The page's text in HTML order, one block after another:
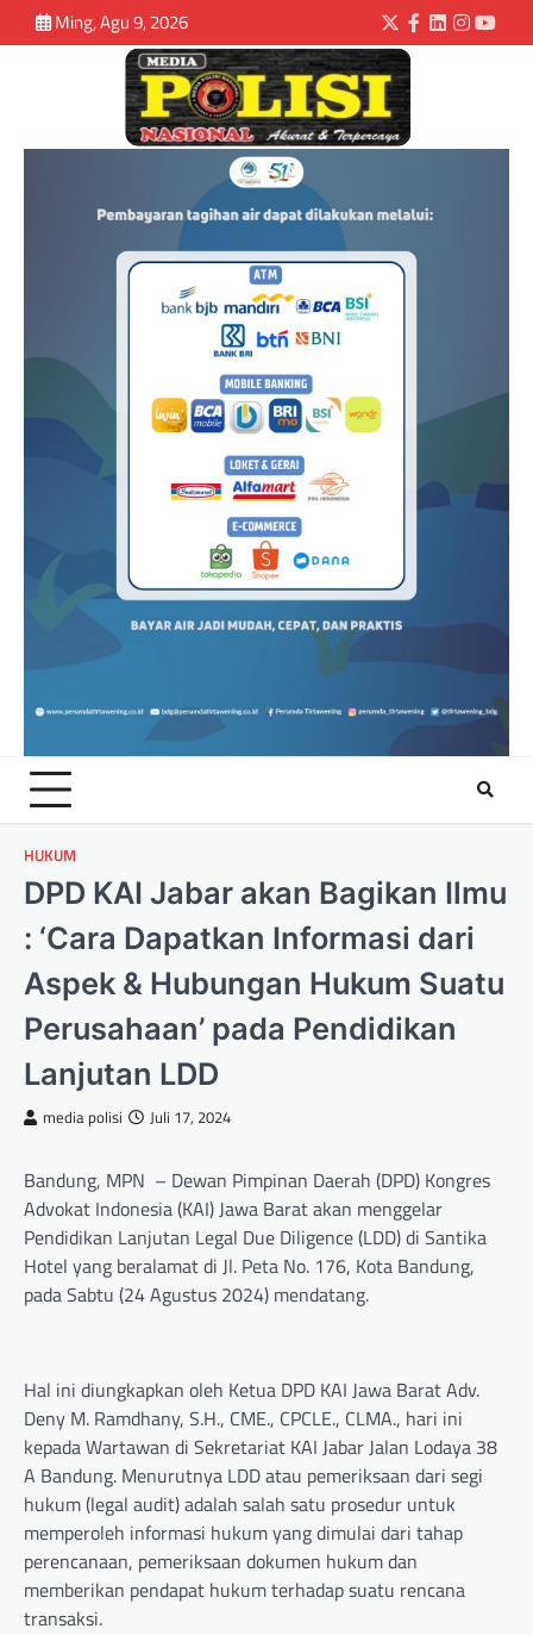
Ming, Agu 9, 2026
HUKUM
DPD KAI Jabar akan Bagikan Ilmu
: ‘Cara Dapatkan Informasi dari
Aspek & Hubungan Hukum Suatu
Perusahaan’ pada Pendidikan
Lanjutan LDD
media polisi Juli 17, 2024
Bandung, MPN – Dewan Pimpinan Daerah (DPD) Kongres
Advokat Indonesia (KAI) Jawa Barat akan menggelar
Pendidikan Lanjutan Legal Due Diligence (LDD) di Santika
Hotel yang beralamat di Jl. Peta No. 176, Kota Bandung,
pada Sabtu (24 Agustus 2024) mendatang.
Hal ini diungkapkan oleh Ketua DPD KAI Jawa Barat Adv.
Deny M. Ramdhany, S.H., CME., CPCLE., CLMA., hari ini
kepada Wartawan di Sekretariat KAI Jabar Jalan Lodaya 38
A Bandung. Menurutnya LDD atau pemeriksaan dari segi
hukum (legal audit) adalah salah satu prosedur untuk
memperoleh informasi hukum yang dimulai dari tahap
perencanaan, pemeriksaan dokumen hukum dan
memberikan pendapat hukum terhadap suatu rencana
transaksi.